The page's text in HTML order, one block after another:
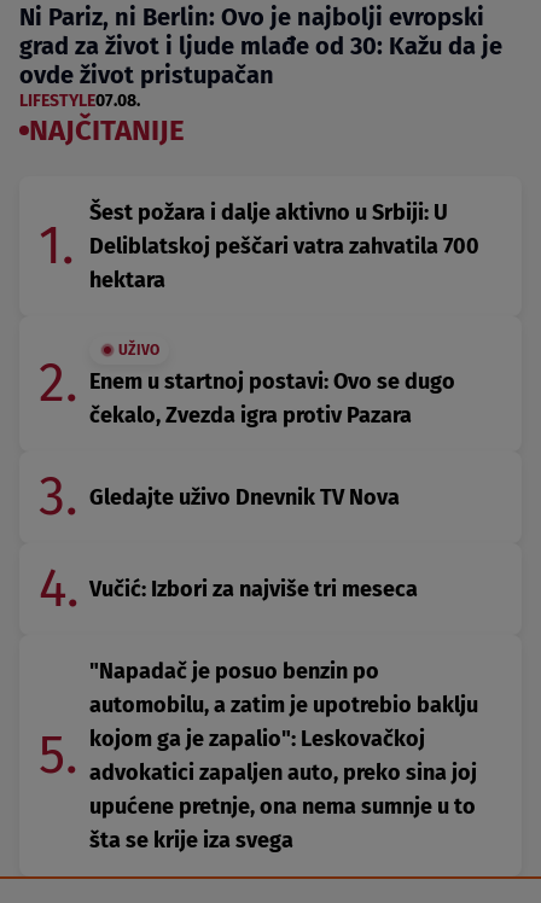
Ni Pariz, ni Berlin: Ovo je najbolji evropski
grad za život i ljude mlađe od 30: Kažu da je
ovde život pristupačan
LIFESTYLE07.08.
NAJČITANIJE
1.
Šest požara i dalje aktivno u Srbiji: U
Deliblatskoj peščari vatra zahvatila 700
hektara
2.
UŽIVO
Enem u startnoj postavi: Ovo se dugo
čekalo, Zvezda igra protiv Pazara
3. Gledajte uživo Dnevnik TV Nova
4. Vučić: Izbori za najviše tri meseca
5.
"Napadač je posuo benzin po
automobilu, a zatim je upotrebio baklju
kojom ga je zapalio": Leskovačkoj
advokatici zapaljen auto, preko sina joj
upućene pretnje, ona nema sumnje u to
šta se krije iza svega